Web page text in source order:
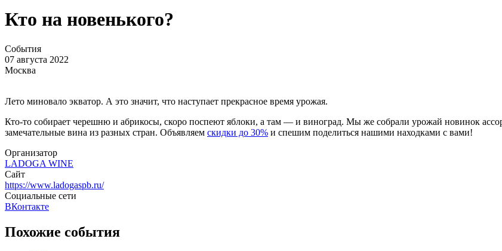
Кто на новенького?
События
07 августа 2022
Москва
Лето миновало экватор. А это значит, что наступает прекрасное время урожая.
Кто-то собирает черешню и абрикосы, скоро поспеют яблоки, а там — и виноград. Мы же собрали урожай новинок
замечательные вина из разных стран. Объявляем скидки до 30% и спешим поделиться нашими находками с вами!
Организатор
LADOGA WINE
Сайт
https://www.ladogaspb.ru/
Социальные сети
ВКонтакте
Похожие события